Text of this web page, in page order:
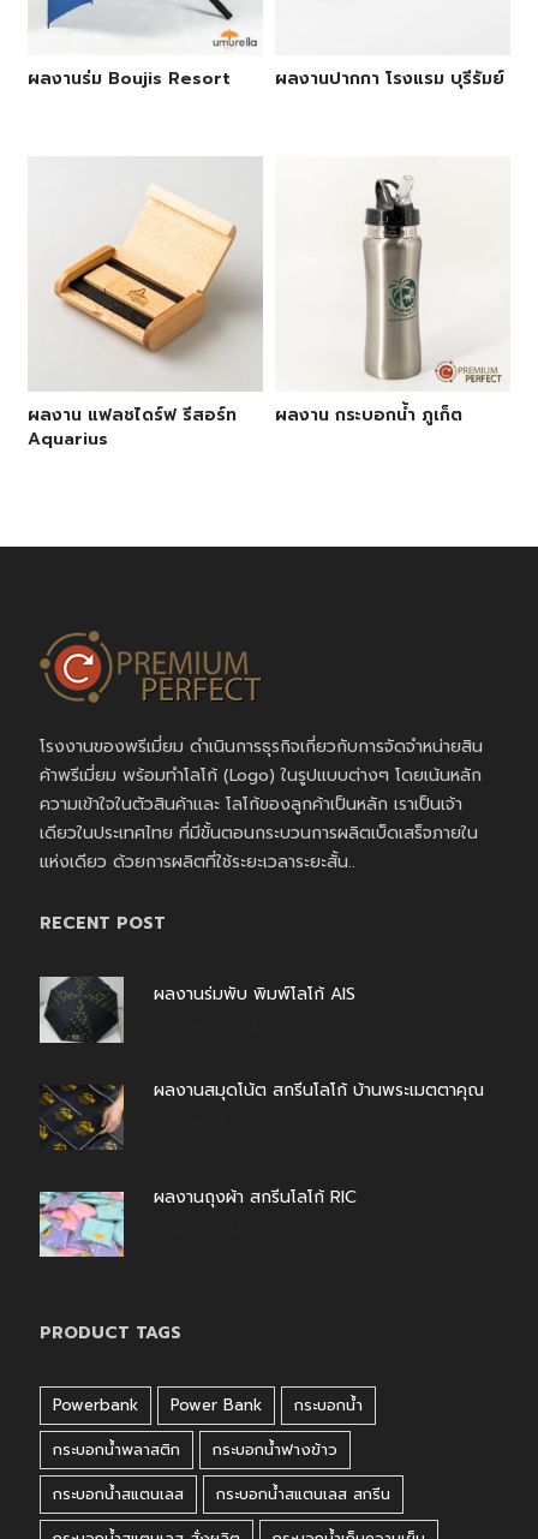
ผลงานร่ม Boujis Resort ผลงานปากกา โรงแรม บุรีรัมย์
ผลงาน แฟลชไดร์ฟ รีสอร์ท
Aquarius
ผลงาน กระบอกน้ำ ภูเก็ต
โรงงานของพรีเมี่ยม ดำเนินการธุรกิจเกี่ยวกับการจัดจำหน่ายสิน
ค้าพรีเมี่ยม พร้อมทำโลโก้ (Logo) ในรูปแบบต่างๆ โดยเน้นหลัก
ความเข้าใจในตัวสินค้าและ โลโก้ของลูกค้าเป็นหลัก เราเป็นเจ้า
เดียวในประเทศไทย ที่มีขั้นตอนกระบวนการผลิตเบ็ดเสร็จภายใน
แห่งเดียว ด้วยการผลิตที่ใช้ระยะเวลาระยะสั้น..
RECENT POST
ผลงานร่มพับ พิมพ์โลโก้ AIS
ผลงานสมุดโน้ต สกรีนโลโก้ บ้านพระเมตตาคุณ
ผลงานถุงผ้า สกรีนโลโก้ RIC
PRODUCT TAGS
Powerbank Power Bank
กระบอกน้ำ
กระบอกน้ำพลาสติก
กระบอกน้ำฟางข้าว
กระบอกน้ำสแตนเลส
กระบอกน้ำสแตนเลส สกรีน